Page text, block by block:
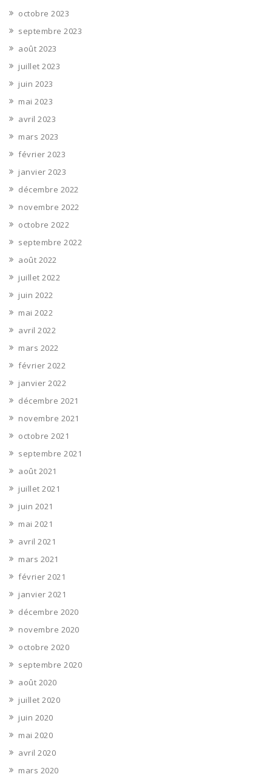
octobre 2023
septembre 2023
août 2023
juillet 2023
juin 2023
mai 2023
avril 2023
mars 2023
février 2023
janvier 2023
décembre 2022
novembre 2022
octobre 2022
septembre 2022
août 2022
juillet 2022
juin 2022
mai 2022
avril 2022
mars 2022
février 2022
janvier 2022
décembre 2021
novembre 2021
octobre 2021
septembre 2021
août 2021
juillet 2021
juin 2021
mai 2021
avril 2021
mars 2021
février 2021
janvier 2021
décembre 2020
novembre 2020
octobre 2020
septembre 2020
août 2020
juillet 2020
juin 2020
mai 2020
avril 2020
mars 2020